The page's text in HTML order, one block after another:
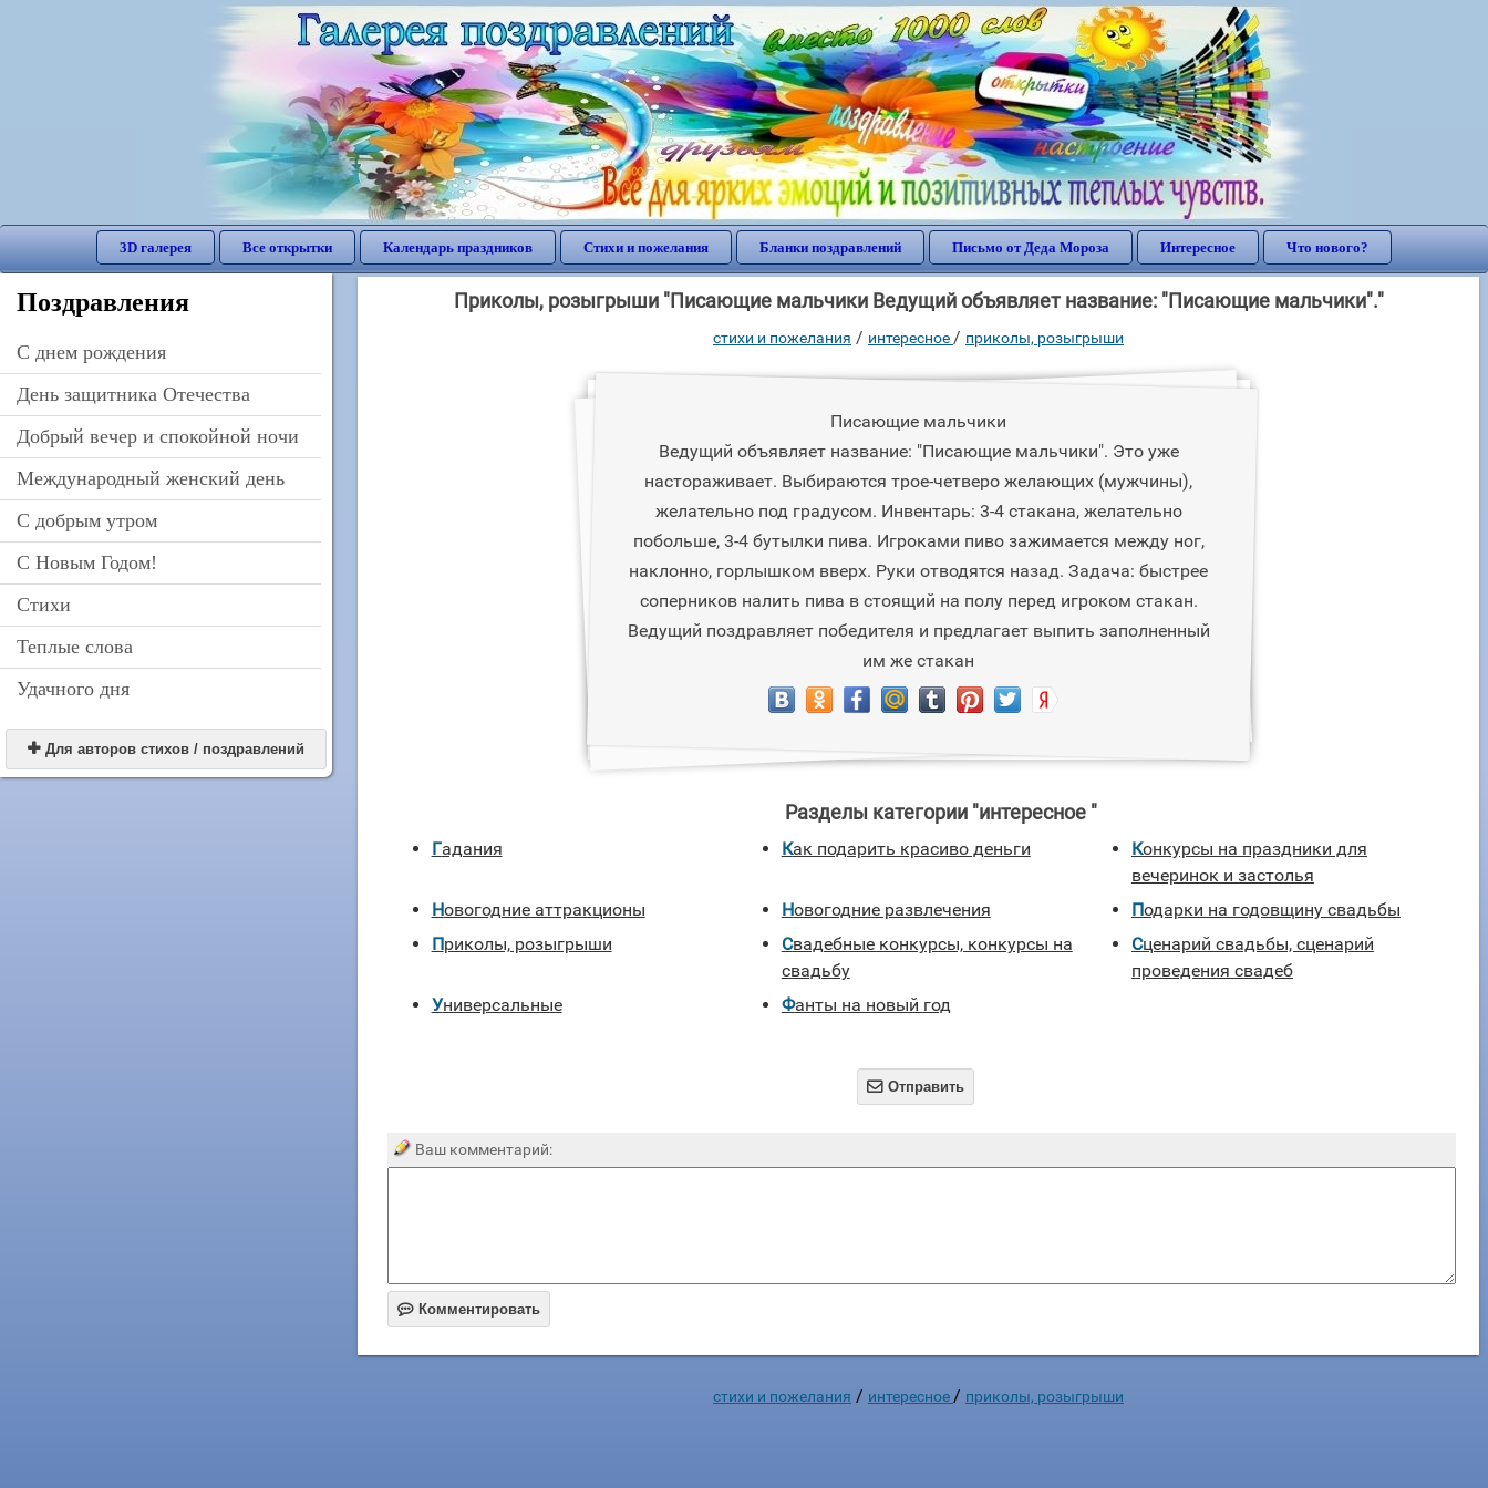
3D галерея Все открытки Календарь праздников Стихи и пожелания Бланки поздравлений Письмо от Деда Мороза Интересное Что нового?
Поздравления
C днем рождения
День защитника Отечества
Добрый вечер и спокойной ночи
Международный женский день
С добрым утром
С Новым Годом!
Стихи
Теплые слова
Удачного дня
 Для авторов стихов / поздравлений
Приколы, розыгрыши "Писающие мальчики Ведущий объявляет название: "Писающие мальчики"."
стихи и пожелания / интересное/ приколы, розыгрыши
Писающие мальчики
Ведущий объявляет название: "Писающие мальчики". Это уже
настораживает. Выбираются трое-четверо желающих (мужчины),
желательно под градусом. Инвентарь: 3-4 стакана, желательно
побольше, 3-4 бутылки пива. Игроками пиво зажимается между ног,
наклонно, горлышком вверх. Руки отводятся назад. Задача: быстрее
соперников налить пива в стоящий на полу перед игроком стакан.
Ведущий поздравляет победителя и предлагает выпить заполненный
им же стакан
Разделы категории "интересное "
Гадания Как подарить красиво деньги
Конкурсы на праздники для
вечеринок и застолья
Новогодние аттракционы
Новогодние развлечения
Подарки на годовщину свадьбы
Приколы, розыгрыши
Свадебные конкурсы, конкурсы на
свадьбу
Сценарий свадьбы, сценарий
проведения свадеб
универсальные
Фанты на новый год
 Отправить
Ваш комментарий:
 Комментировать
стихи и пожелания / интересное/ приколы, розыгрыши